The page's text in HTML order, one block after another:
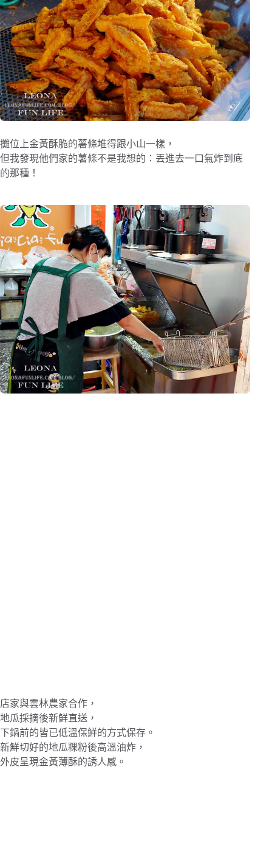
攤位上金黃酥脆的薯條堆得跟小山一樣，
但我發現他們家的薯條不是我想的：丟進去一口氣炸到底
的那種！
店家與雲林農家合作，
地瓜採摘後新鮮直送，
下鍋前的皆已低溫保鮮的方式保存。
新鮮切好的地瓜粿粉後高溫油炸，
外皮呈現金黃薄酥的誘人感。